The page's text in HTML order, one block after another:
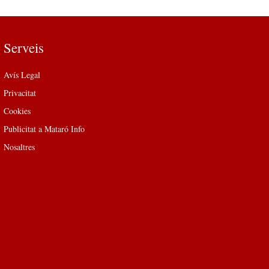
Serveis
Avís Legal
Privacitat
Cookies
Publicitat a Mataró Info
Nosaltres